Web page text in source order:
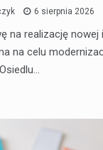
6 sierpnia 2026
na realizację nowej
na celu